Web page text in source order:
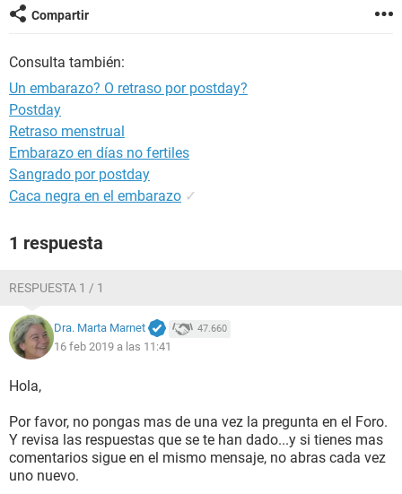
posible que este embarazada? Estoy muy preocupado y les
agradeceria me contestaran tan rapido como puedan
Compartir
Consulta también:
Un embarazo? O retraso por postday?
Postday
Retraso menstrual
Embarazo en días no fertiles
Sangrado por postday
Caca negra en el embarazo ✓
1 respuesta
RESPUESTA 1 / 1
Dra. Marta Marnet 47.660
16 feb 2019 a las 11:41
Hola,
Por favor, no pongas mas de una vez la pregunta en el Foro.
Y revisa las respuestas que se te han dado...y si tienes mas
comentarios sigue en el mismo mensaje, no abras cada vez
uno nuevo.